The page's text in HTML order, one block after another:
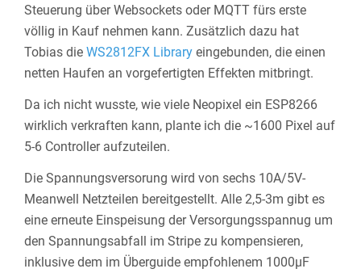
Steuerung über Websockets oder MQTT fürs erste
völlig in Kauf nehmen kann. Zusätzlich dazu hat
Tobias die WS2812FX Library eingebunden, die einen
netten Haufen an vorgefertigten Effekten mitbringt.
Da ich nicht wusste, wie viele Neopixel ein ESP8266
wirklich verkraften kann, plante ich die ~1600 Pixel auf
5-6 Controller aufzuteilen.
Die Spannungsversorung wird von sechs 10A/5V-
Meanwell Netzteilen bereitgestellt. Alle 2,5-3m gibt es
eine erneute Einspeisung der Versorgungsspannug um
den Spannungsabfall im Stripe zu kompensieren,
inklusive dem im Überguide empfohlenem 1000µF